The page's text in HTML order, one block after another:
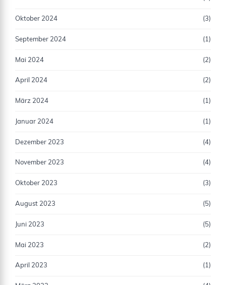
Oktober 2024 (3)
September 2024 (1)
Mai 2024 (2)
April 2024 (2)
März 2024 (1)
Januar 2024 (1)
Dezember 2023 (4)
November 2023 (4)
Oktober 2023 (3)
August 2023 (5)
Juni 2023 (5)
Mai 2023 (2)
April 2023 (1)